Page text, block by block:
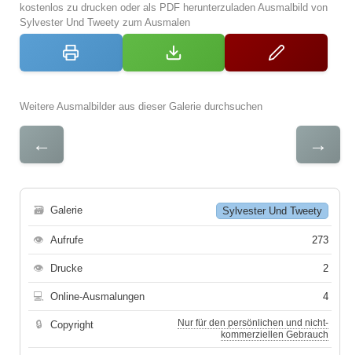
kostenlos zu drucken oder als PDF herunterzuladen Ausmalbild von
Sylvester Und Tweety zum Ausmalen
Weitere Ausmalbilder aus dieser Galerie durchsuchen
← →
🗃 Galerie Sylvester Und Tweety
👁 Aufrufe 273
👁 Drucke 2
💻 Online-Ausmalungen 4
🔒 Copyright
Nur für den persönlichen und nicht-
kommerziellen Gebrauch